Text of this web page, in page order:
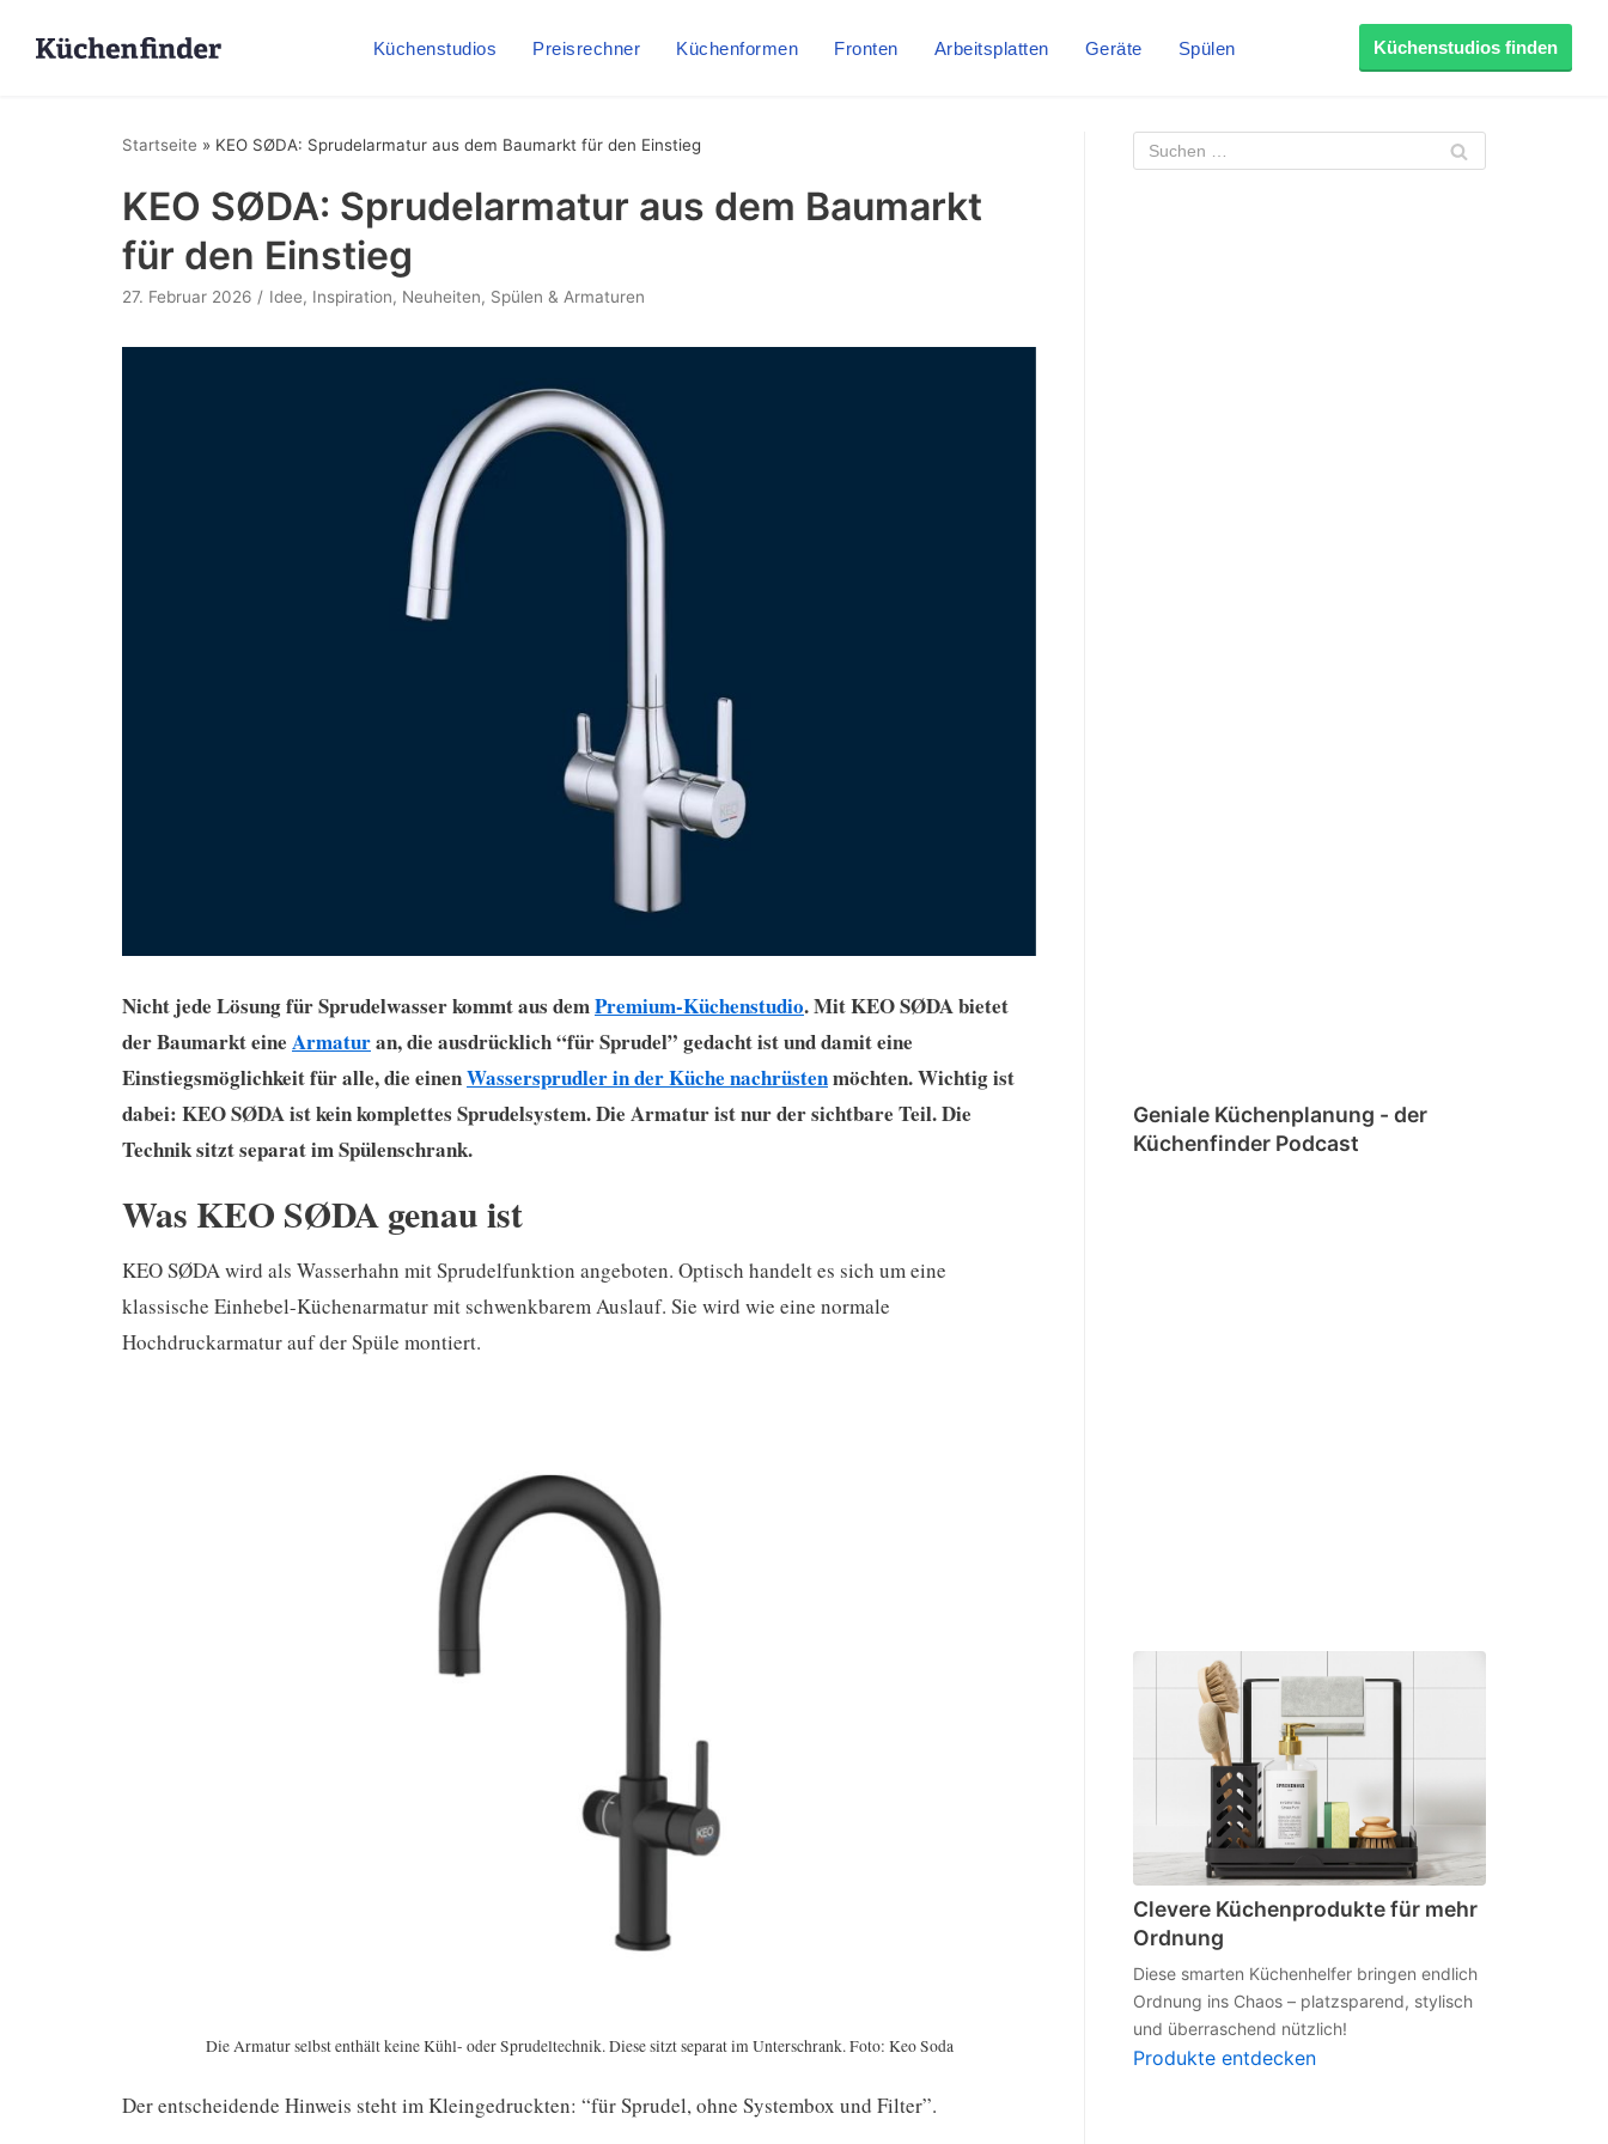
Küchenstudios Preisrechner Küchenformen Fronten Arbeitsplatten Geräte Spülen Küchenstudios finden
Startseite » KEO SØDA: Sprudelarmatur aus dem Baumarkt für den Einstieg
KEO SØDA: Sprudelarmatur aus dem Baumarkt
für den Einstieg
27. Februar 2026 Idee, Inspiration, Neuheiten, Spülen & Armaturen
Nicht jede Lösung für Sprudelwasser kommt aus demPremium-Küchenstudio. Mit KEO SØDA bietet
der Baumarkt eine Armaturan, die ausdrücklich “für Sprudel” gedacht ist und damit eine
Einstiegsmöglichkeit für alle, die einenWassersprudler in der Küche nachrüstenmöchten.Wichtig ist
dabei: KEO SØDA ist kein komplettes Sprudelsystem. Die Armatur ist nur der sichtbare Teil. Die
Technik sitzt separat im Spülenschrank.
Was KEO SØDA genau ist
KEO SØDA wird als Wasserhahn mit Sprudelfunktion angeboten. Optisch handelt es sich um eine
klassische Einhebel-Küchenarmatur mit schwenkbarem Auslauf. Sie wird wie eine normale
Hochdruckarmatur auf der Spüle montiert.
Die Armatur selbst enthält keine Kühl- oder Sprudeltechnik. Diese sitzt separat im Unterschrank. Foto: Keo Soda
Der entscheidende Hinweis steht im Kleingedruckten: “für Sprudel, ohne Systembox und Filter”.
Geniale Küchenplanung - der
Küchenfinder Podcast
Clevere Küchenprodukte für mehr
Ordnung
Diese smarten Küchenhelfer bringen endlich
Ordnung ins Chaos – platzsparend, stylisch
und überraschend nützlich!
Produkte entdecken